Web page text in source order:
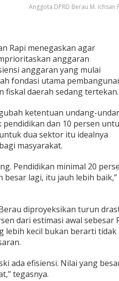
Anggota DPRD Berau M. Ichsan
Rapi menegaskan agar
anggaran
anggaran yang mulai
fondasi utama
fiskal daerah sedang tertekan.
ketentuan undang-
dan 10 persen
dua sektor itu idealnya
masyarakat.
Pendidikan minimal 20
besar lagi, itu jauh lebih baik,”
diproyeksikan turun
dari estimasi awal sebesar
lebih kecil bukan berarti tidak
ada efisiensi. Nilai yang
tegasnya.